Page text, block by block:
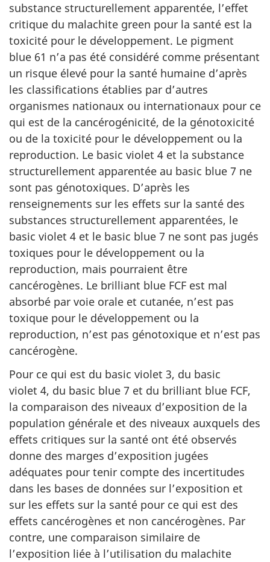
substance structurellement apparentée, l’effet
critique du malachite green pour la santé est la
toxicité pour le développement. Le pigment
blue 61 n’a pas été considéré comme présentant
un risque élevé pour la santé humaine d’après
les classifications établies par d’autres
organismes nationaux ou internationaux pour ce
qui est de la cancérogénicité, de la génotoxicité
ou de la toxicité pour le développement ou la
reproduction. Le basic violet 4 et la substance
structurellement apparentée au basic blue 7 ne
sont pas génotoxiques. D’après les
renseignements sur les effets sur la santé des
substances structurellement apparentées, le
basic violet 4 et le basic blue 7 ne sont pas jugés
toxiques pour le développement ou la
reproduction, mais pourraient être
cancérogènes. Le brilliant blue FCF est mal
absorbé par voie orale et cutanée, n’est pas
toxique pour le développement ou la
reproduction, n’est pas génotoxique et n’est pas
cancérogène.
Pour ce qui est du basic violet 3, du basic
violet 4, du basic blue 7 et du brilliant blue FCF,
la comparaison des niveaux d’exposition de la
population générale et des niveaux auxquels des
effets critiques sur la santé ont été observés
donne des marges d’exposition jugées
adéquates pour tenir compte des incertitudes
dans les bases de données sur l’exposition et
sur les effets sur la santé pour ce qui est des
effets cancérogènes et non cancérogènes. Par
contre, une comparaison similaire de
l’exposition liée à l’utilisation du malachite